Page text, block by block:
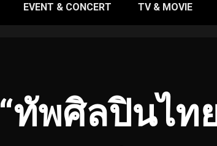
EVENT & CONCERT TV & MOVIE
“ทัพศิลปินไท